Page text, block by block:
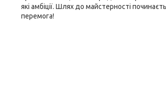
які амбіції. Шлях до майстерності
перемога!